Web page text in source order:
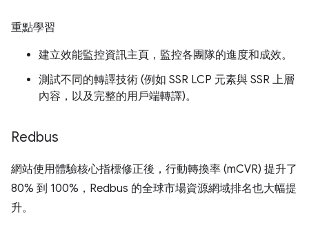
重點學習
建立效能監控資訊主頁，監控各團隊的進度和成效。
測試不同的轉譯技術 (例如 SSR LCP 元素與 SSR 上層
內容，以及完整的用戶端轉譯)。
Redbus
網站使用體驗核心指標修正後，行動轉換率 (mCVR) 提升了
80% 到 100%，Redbus 的全球市場資源網域排名也大幅提
升。